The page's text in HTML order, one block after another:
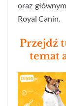
oraz
Royal Canin.
Przejdź
temat